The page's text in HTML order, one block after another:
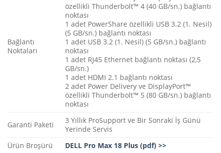
Bağlantı
Noktaları
özellikli Thunderbolt™ 4 (40 GB/sn.) bağlantı
noktası
1 adet PowerShare özellikli USB 3.2 (1. Nesil)
(5 GB/sn.) bağlantı noktası
1 adet USB 3.2 (1. Nesil) (5 GB/sn.) bağlantı
noktası
1 adet RJ45 Ethernet bağlantı noktası (2,5
GB/sn.)
1 adet HDMI 2.1 bağlantı noktası
2 adet Power Delivery ve DisplayPort™
özellikli Thunderbolt™ 5 (80 GB/sn.) bağlantı
noktası
Garanti Paketi
3 Yıllık ProSupport ve Bir Sonraki İş Günü
Yerinde Servis
Ürün Broşürü
DELL Pro Max 18 Plus (pdf) >>